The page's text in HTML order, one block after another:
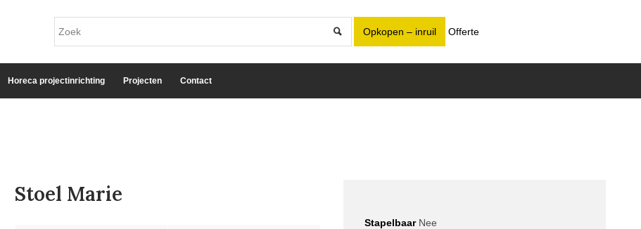
Opkopen – inruil Offerte
Horeca projectinrichting Projecten Contact
Stoel Marie
StapelbaarNee